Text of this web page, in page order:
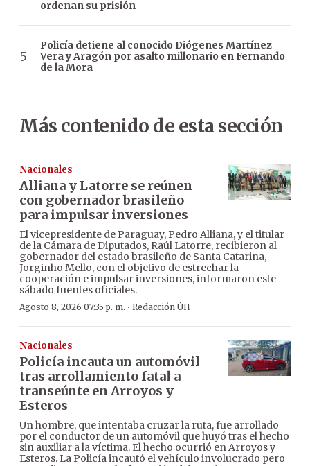
ordenan su prisión
Policía detiene al conocido Diógenes Martínez
Vera y Aragón por asalto millonario en Fernando
de la Mora
Más contenido de esta sección
Nacionales
Alliana y Latorre se reúnen
con gobernador brasileño
para impulsar inversiones
El vicepresidente de Paraguay, Pedro Alliana, y el titular
de la Cámara de Diputados, Raúl Latorre, recibieron al
gobernador del estado brasileño de Santa Catarina,
Jorginho Mello, con el objetivo de estrechar la
cooperación e impulsar inversiones, informaron este
sábado fuentes oficiales.
Agosto 8, 2026 07:35 p. m. · Redacción ÚH
Nacionales
Policía incauta un automóvil
tras arrollamiento fatal a
transeúnte en Arroyos y
Esteros
Un hombre, que intentaba cruzar la ruta, fue arrollado
por el conductor de un automóvil que huyó tras el hecho
sin auxiliar a la víctima. El hecho ocurrió en Arroyos y
Esteros. La Policía incautó el vehículo involucrado pero